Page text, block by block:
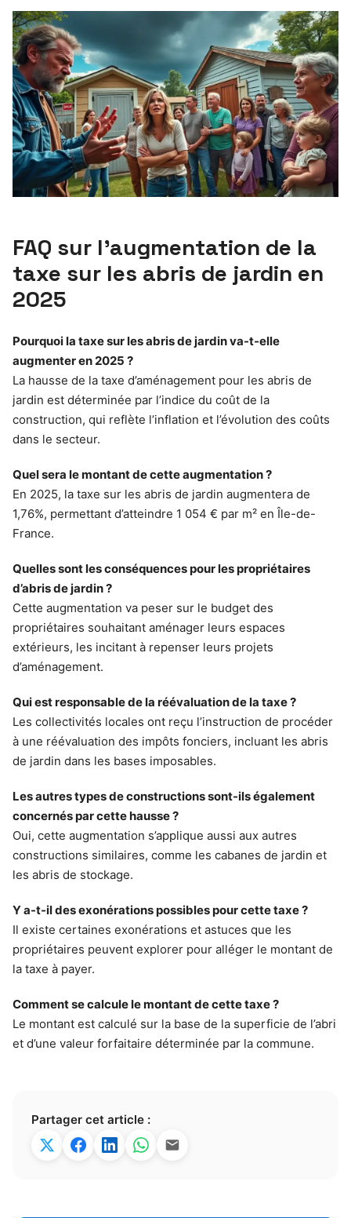
FAQ sur l’augmentation de la
taxe sur les abris de jardin en
2025
Pourquoi la taxe sur les abris de jardin va-t-elle
augmenter en 2025 ?
La hausse de la taxe d’aménagement pour les abris de
jardin est déterminée par l’indice du coût de la
construction, qui reflète l’inflation et l’évolution des coûts
dans le secteur.
Quel sera le montant de cette augmentation ?
En 2025, la taxe sur les abris de jardin augmentera de
1,76%, permettant d’atteindre 1 054 € par m² en Île-de-
France.
Quelles sont les conséquences pour les propriétaires
d’abris de jardin ?
Cette augmentation va peser sur le budget des
propriétaires souhaitant aménager leurs espaces
extérieurs, les incitant à repenser leurs projets
d’aménagement.
Qui est responsable de la réévaluation de la taxe ?
Les collectivités locales ont reçu l’instruction de procéder
à une réévaluation des impôts fonciers, incluant les abris
de jardin dans les bases imposables.
Les autres types de constructions sont-ils également
concernés par cette hausse ?
Oui, cette augmentation s’applique aussi aux autres
constructions similaires, comme les cabanes de jardin et
les abris de stockage.
Y a-t-il des exonérations possibles pour cette taxe ?
Il existe certaines exonérations et astuces que les
propriétaires peuvent explorer pour alléger le montant de
la taxe à payer.
Comment se calcule le montant de cette taxe ?
Le montant est calculé sur la base de la superficie de l’abri
et d’une valeur forfaitaire déterminée par la commune.
Partager cet article :